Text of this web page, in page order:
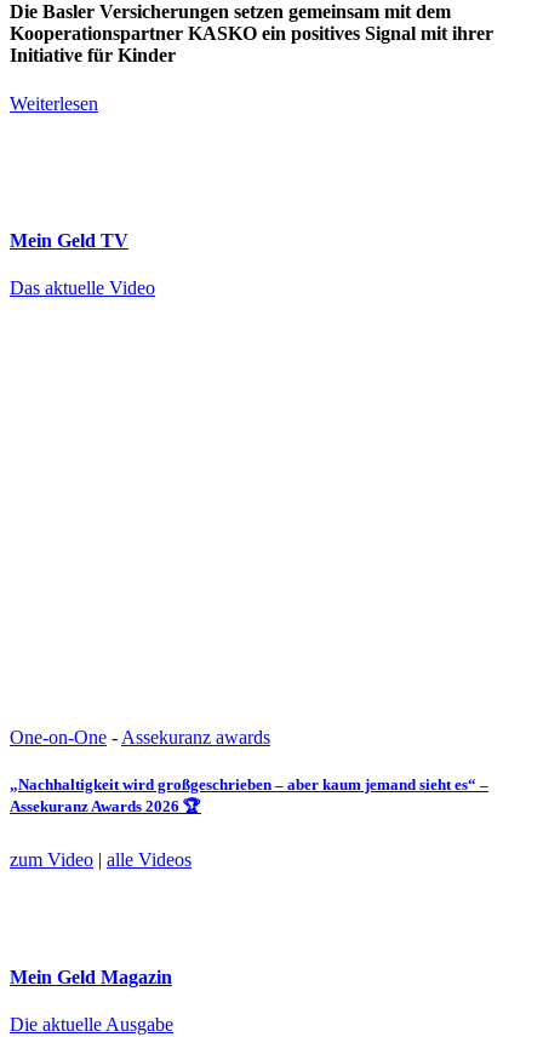
Die Basler Versicherungen setzen gemeinsam mit dem
Kooperationspartner KASKO ein positives Signal mit ihrer
Initiative für Kinder
Weiterlesen
Mein Geld TV
Das aktuelle Video
One-on-One - Assekuranz awards
„Nachhaltigkeit wird großgeschrieben – aber kaum jemand sieht es“ –
Assekuranz Awards 2026 🏆
zum Video | alle Videos
Mein Geld Magazin
Die aktuelle Ausgabe